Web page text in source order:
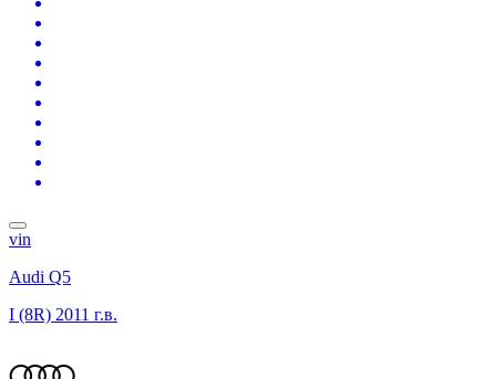
vin
Audi Q5
I (8R) 2011 г.в.